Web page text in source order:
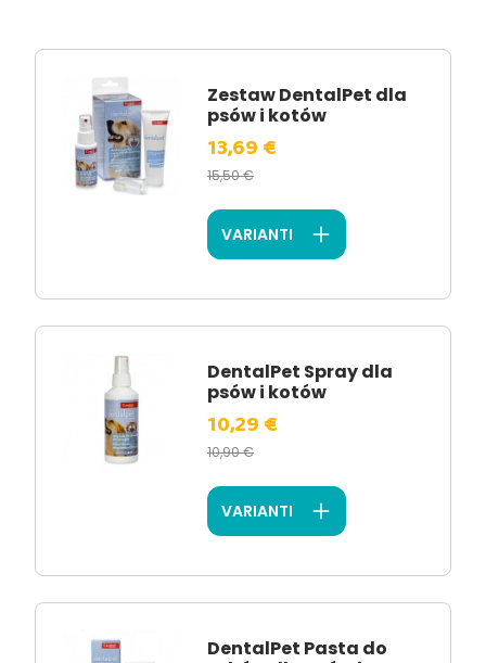
Zestaw DentalPet dla
psów i kotów
13,69 €
15,50 €
VARIANTI
DentalPet Spray dla
psów i kotów
10,29 €
10,90 €
VARIANTI
DentalPet Pasta do